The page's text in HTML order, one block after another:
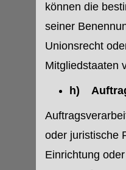
können die
seiner
Unionsrecht
Mitgliedstaaten
h)
oder juristische
Einrichtung